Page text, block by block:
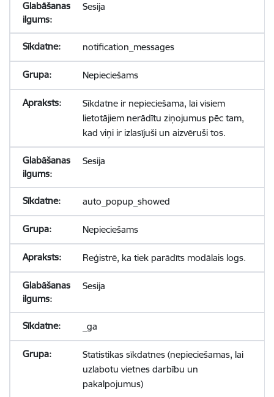
Sesija
notification_messages
Nepieciešams
Sīkdatne ir nepieciešama, lai visiem
lietotājiem nerādītu ziņojumus pēc tam,
kad viņi ir izlasījuši un aizvēruši tos.
Sesija
auto_popup_showed
Nepieciešams
Reģistrē, ka tiek parādīts modālais logs.
Sesija
_ga
Statistikas sīkdatnes (nepieciešamas, lai
uzlabotu vietnes darbību un
pakalpojumus)